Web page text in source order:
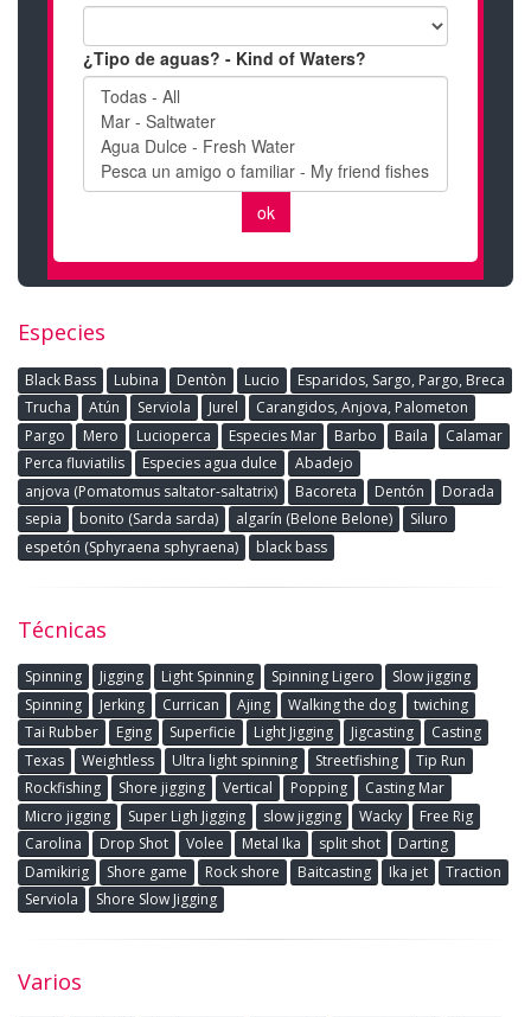
Especies
Black Bass Lubina Dentòn Lucio
Esparidos, Sargo, Pargo, Breca
Trucha
Atún Serviola Jurel
Carangidos, Anjova, Palometon
Pargo
Mero Lucioperca Especies Mar Barbo Baila
Calamar
Perca fluviatilis
Especies agua dulce
Abadejo
anjova (Pomatomus saltator-saltatrix)
Bacoreta Dentón
Dorada
sepia
bonito (Sarda sarda) algarín (Belone Belone)
Siluro
espetón (Sphyraena sphyraena)
black bass
Técnicas
Spinning Jigging Light Spinning Spinning Ligero
Slow jigging
Spinning
Jerking Currican Ajing Walking the dog
twiching
Tai Rubber
Eging Superficie Light Jigging Jigcasting
Casting
Texas
Weightless Ultra light spinning Streetfishing
Tip Run
Rockfishing
Shore jigging Vertical Popping
Casting Mar
Micro jigging
Super Ligh Jigging slow jigging Wacky
Free Rig
Carolina
Drop Shot Volee Metal Ika split shot
Darting
Damikirig
Shore game Rock shore Baitcasting Ika jet
Traction
Serviola
Shore Slow Jigging
Varios